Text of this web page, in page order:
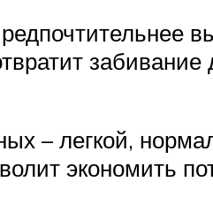
забивание
– легкой,
экономить